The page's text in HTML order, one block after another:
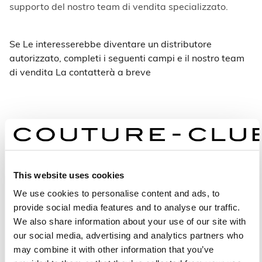
This website uses cookies
We use cookies to personalise content and ads, to
provide social media features and to analyse our traffic.
We also share information about your use of our site with
our social media, advertising and analytics partners who
may combine it with other information that you’ve
supporto del nostro team di vendita specializzato.
Se Le interesserebbe diventare un distributore
autorizzato, completi i seguenti campi e il nostro team
di vendita La contatterà a breve
INFORMAZIONI PERSONALI
COGNOME *